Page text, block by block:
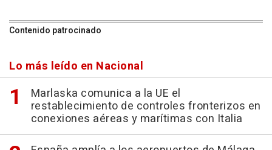
Contenido patrocinado
Lo más leído en Nacional
Marlaska comunica a la UE el
restablecimiento de controles fronterizos en
conexiones aéreas y marítimas con Italia